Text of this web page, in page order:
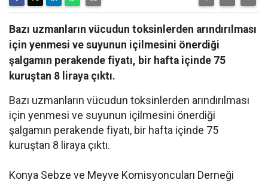
Bazı uzmanların vücudun toksinlerden arındırılması
için yenmesi ve suyunun içilmesini önerdiği
şalgamın perakende fiyatı, bir hafta içinde 75
kuruştan 8 liraya çıktı.
Bazı uzmanların vücudun toksinlerden arındırılması
için yenmesi ve suyunun içilmesini önerdiği
şalgamın perakende fiyatı, bir hafta içinde 75
kuruştan 8 liraya çıktı.
Konya Sebze ve Meyve Komisyoncuları Derneği